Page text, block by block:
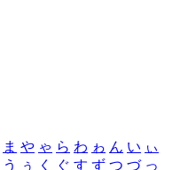
ま や ゃ ら わ ゎ ん い ぃ
う ぅ く ぐ す ず つ づ っ